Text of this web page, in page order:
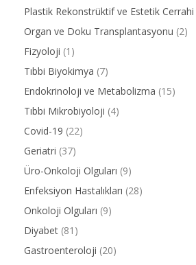
Plastik Rekonstrüktif ve Estetik Cerrahi
Organ ve Doku Transplantasyonu (2)
Fizyoloji (1)
Tıbbi Biyokimya (7)
Endokrinoloji ve Metabolizma (15)
Tıbbi Mikrobiyoloji (4)
Covid-19 (22)
Geriatri (37)
Üro-Onkoloji Olguları (9)
Enfeksiyon Hastalıkları (28)
Onkoloji Olguları (9)
Diyabet (81)
Gastroenteroloji (20)